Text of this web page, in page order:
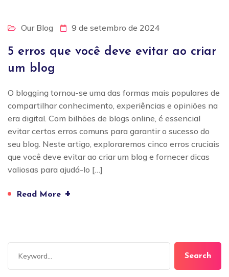
Our Blog 9 de setembro de 2024
5 erros que você deve evitar ao criar
um blog
O blogging tornou-se uma das formas mais populares de
compartilhar conhecimento, experiências e opiniões na
era digital. Com bilhões de blogs online, é essencial
evitar certos erros comuns para garantir o sucesso do
seu blog. Neste artigo, exploraremos cinco erros cruciais
que você deve evitar ao criar um blog e fornecer dicas
valiosas para ajudá-lo […]
Read More +
Search